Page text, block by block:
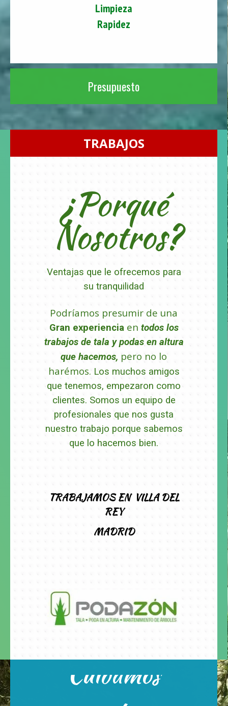
Limpieza
Rapidez
Presupuesto
TRABAJOS
¿Porqué
Nosotros?
Ventajas que le ofrecemos para
su tranquilidad
Podríamos presumir de una
Gran experiencia en todos los
trabajos de tala y podas en altura
que hacemos, pero no lo
harémos. Los muchos amigos
que tenemos, empezaron como
clientes. Somos un equipo de
profesionales que nos gusta
nuestro trabajo porque sabemos
que lo hacemos bien.
TRABAJAMOSEN VILLA DEL
REY
MADRID
Cuidamos
Estamos su disposición 24
hras.x7